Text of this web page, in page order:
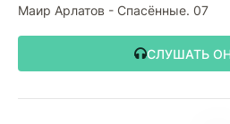
Маир Арлатов - Спасённые. 07
СЛУШАТЬ